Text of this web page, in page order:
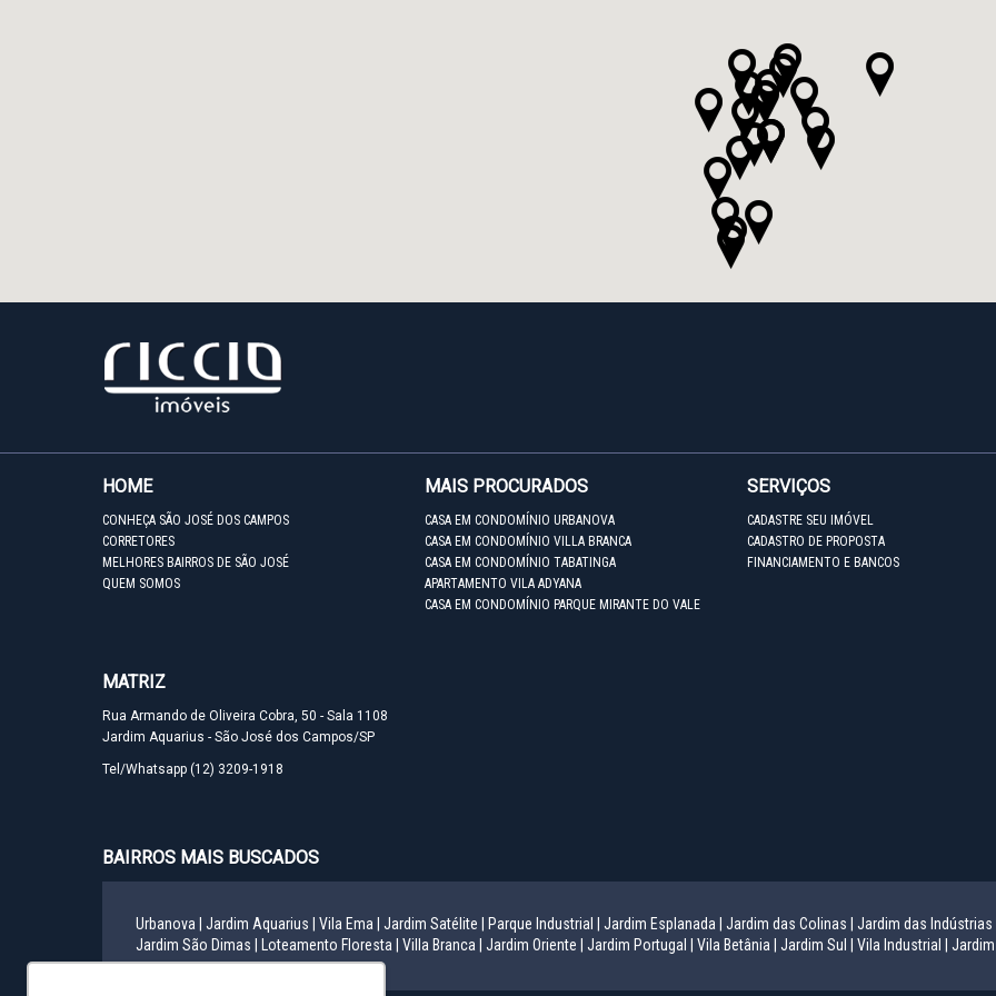
HOME
CONHEÇA SÃO JOSÉ DOS CAMPOS
CORRETORES
MELHORES BAIRROS DE SÃO JOSÉ
QUEM SOMOS
MAIS PROCURADOS
CASA EM CONDOMÍNIO URBANOVA
CASA EM CONDOMÍNIO VILLA BRANCA
CASA EM CONDOMÍNIO TABATINGA
APARTAMENTO VILA ADYANA
CASA EM CONDOMÍNIO PARQUE MIRANTE DO VALE
SERVIÇOS
CADASTRE SEU IMÓVEL
CADASTRO DE PROPOSTA
FINANCIAMENTO E BANCOS
MATRIZ
Rua Armando de Oliveira Cobra, 50 - Sala 1108
Jardim Aquarius - São José dos Campos/SP
Tel/Whatsapp (12) 3209-1918
BAIRROS MAIS BUSCADOS
Urbanova | Jardim Aquarius | Vila Ema | Jardim Satélite | Parque Industrial | Jardim Esplanada | Jardim das Colinas | Jardim das Indústrias |
Jardim São Dimas |
Loteamento Floresta | Villa Branca | Jardim Oriente | Jardim Portugal | Vila Betânia | Jardim Sul | Vila Industrial |